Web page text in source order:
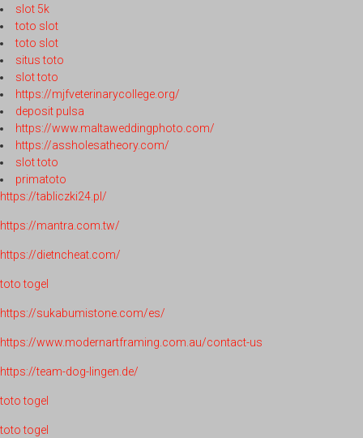
slot 5k
toto slot
toto slot
situs toto
slot toto
https://mjfveterinarycollege.org/
deposit pulsa
https://www.maltaweddingphoto.com/
https://assholesatheory.com/
slot toto
primatoto
https://tabliczki24.pl/
https://mantra.com.tw/
https://dietncheat.com/
toto togel
https://sukabumistone.com/es/
https://www.modernartframing.com.au/contact-us
https://team-dog-lingen.de/
toto togel
toto togel